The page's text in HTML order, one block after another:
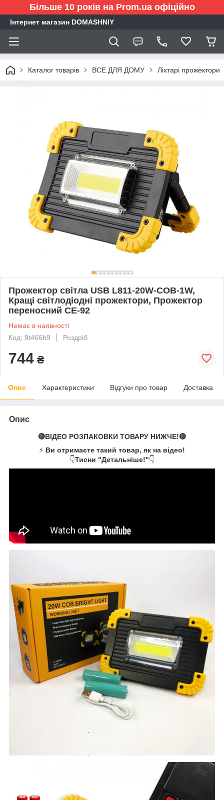
Більше 10 років на Prom.ua офіційно
Інтернет магазин DOMASHNIY
Каталог товарів ВСЕ ДЛЯ ДОМУ Ліхтарі прожектори
Прожектор світла USB L811-20W-COB-1W,
Кращі світлодіодні прожектори, Прожектор
переносний CE-92
Немає в наявності
Код: 9t466h9
Роздріб
744 ₴
Опис Характеристики Відгуки про товар Доставка
Опис
🔴ВІДЕО РОЗПАКОВКИ ТОВАРУ НИЖЧЕ!🔴
⚡ Ви отримаєте такий товар, як на відео!
👇Тисни "Детальніше!"👇